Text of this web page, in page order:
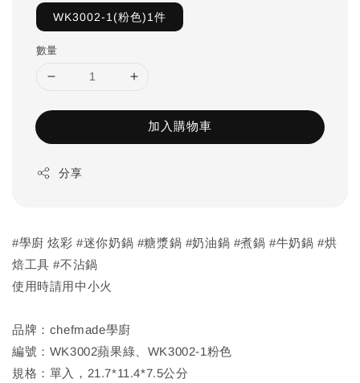
WK3002-1(粉色)1件
數量
加入購物車
分享
#學廚 炫彩 #迷你奶鍋 #糖漿鍋 #奶油鍋 #煮鍋 #牛奶鍋 #烘
焙工具 #不沾鍋
使用時請用中小火
品牌：chefmade學廚
編號：WK3002蘋果綠、WK3002-1粉色
規格：單入，21.7*11.4*7.5公分